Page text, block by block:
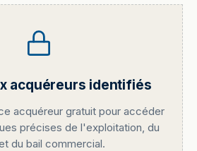
acquéreurs identifiés
acquéreur gratuit pour accéder
précises de l'exploitation, du
du bail commercial.